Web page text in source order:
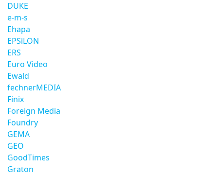
DUKE
e-m-s
Ehapa
EPSiLON
ERS
Euro Video
Ewald
fechnerMEDIA
Finix
Foreign Media
Foundry
GEMA
GEO
GoodTimes
Graton